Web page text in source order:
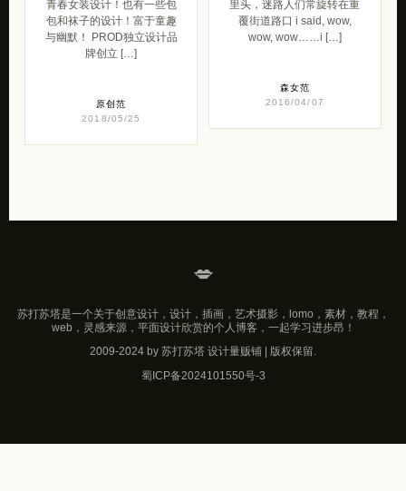
青春女装设计！也有一些包
包和袜子的设计！富于童趣
与幽默！ PROD独立设计品
牌创立 […]
原创范
2018/05/25
里头，迷路人们常旋转在重
覆街道路口 i said, wow,
wow, wow……i […]
森女范
2016/04/07
💋
苏打苏塔是一个关于创意设计，设计，插画，艺术摄影，lomo，素材，教程，
web，灵感来源，平面设计欣赏的个人博客，一起学习进步昂！
2009-2024 by 苏打苏塔 设计量贩铺 | 版权保留.
蜀ICP备2024101550号-3